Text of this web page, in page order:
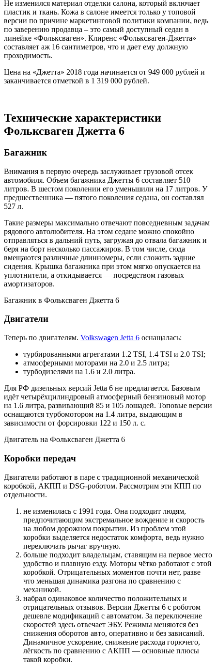
Не изменился материал отделки салона, который включает
пластик и ткань. Кожа в салоне имеется только у топовой
версии по причине маркетинговой политики компании, ведь
по заверению продавца – это самый доступный седан в
линейке «Фольксваген». Клиренс «Фольксваген-Джетта»
составляет аж 16 сантиметров, что и дает ему должную
проходимость.
Цена на «Джетта» 2018 года начинается от 949 000 рублей и
заканчивается отметкой в 1 319 000 рублей.
Технические характеристики
Фольксваген Джетта 6
Багажник
Внимания в первую очередь заслуживает грузовой отсек
автомобиля. Объем багажника Джетты 6 составляет 510
литров. В шестом поколении его уменьшили на 17 литров. У
предшественника — пятого поколения седана, он составлял
527 л.
Такие размеры максимально отвечают повседневным задачам
рядового автолюбителя. На этом седане можно спокойно
отправляться в дальний путь, загружая до отвала багажник и
беря на борт несколько пассажиров. В том числе, сюда
вмещаются различные длинномеры, если сложить задние
сидения. Крышка багажника при этом мягко опускается на
уплотнители, а откидывается — посредством газовых
амортизаторов.
Багажник в Фольксваген Джетта 6
Двигатели
Теперь по двигателям. Volkswagen Jetta 6 оснащалась:
турбированными агрегатами 1.2 TSI, 1.4 TSI и 2.0 TSI;
атмосферными моторами на 2.0 и 2.5 литра;
турбодизелями на 1.6 и 2.0 литра.
Для РФ дизельных версий Jetta 6 не предлагается. Базовым
идёт четырёхцилиндровый атмосферный бензиновый мотор
на 1.6 литра, развивающий 85 и 105 лошадей. Топовые версии
оснащаются турбомотором на 1.4 литра, выдающим в
зависимости от форсировки 122 и 150 л. с.
Двигатель на Фольксваген Джетта 6
Коробки передач
Двигатели работают в паре с традиционной механической
коробкой, АКПП и DSG-роботом. Рассмотрим эти КПП по
отдельности.
не изменилась с 1991 года. Она подходит людям,
предпочитающим экстремальное вождение и скорость
на любом дорожном покрытии. Из проблем этой
коробки выделяется недостаток комфорта, ведь нужно
переключать рычаг вручную.
больше подходит владельцам, ставящим на первое место
удобство и плавную езду. Моторы чётко работают с этой
коробкой. Отрицательных моментов почти нет, разве
что меньшая динамика разгона по сравнению с
механикой.
набрал одинаковое количество положительных и
отрицательных отзывов. Версии Джетты 6 с роботом
дешевле модификаций с автоматом. За переключение
скоростей здесь отвечает ЭБУ. Режимы меняются без
снижения оборотов авто, оперативно и без зависаний.
Динамичное ускорение, снижение расхода горючего,
лёгкость по сравнению с АКПП — основные плюсы
такой коробки.